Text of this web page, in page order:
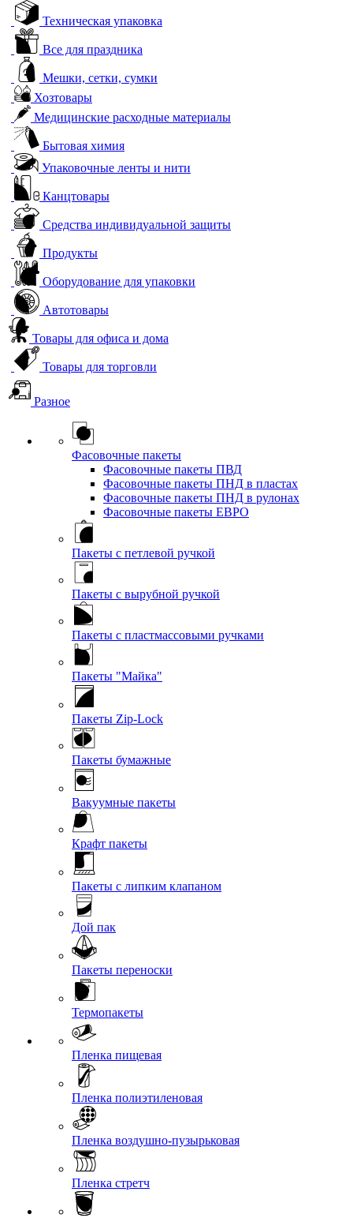
Техническая упаковка
Все для праздника
Мешки, сетки, сумки
Хозтовары
Медицинские расходные материалы
Бытовая химия
Упаковочные ленты и нити
Канцтовары
Средства индивидуальной защиты
Продукты
Оборудование для упаковки
Автотовары
Товары для офиса и дома
Товары для торговли
Разное
Фасовочные пакеты
Фасовочные пакеты ПВД
Фасовочные пакеты ПНД в пластах
Фасовочные пакеты ПНД в рулонах
Фасовочные пакеты ЕВРО
Пакеты с петлевой ручкой
Пакеты с вырубной ручкой
Пакеты с пластмассовыми ручками
Пакеты "Майка"
Пакеты Zip-Lock
Пакеты бумажные
Вакуумные пакеты
Крафт пакеты
Пакеты с липким клапаном
Дой пак
Пакеты переноски
Термопакеты
Пленка пищевая
Пленка полиэтиленовая
Пленка воздушно-пузырьковая
Пленка стретч